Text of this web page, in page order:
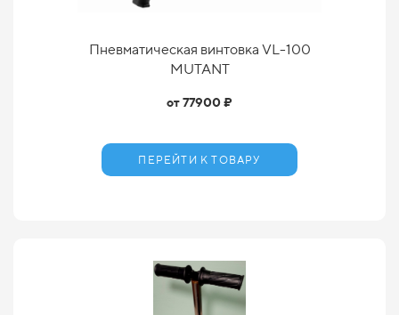
Пневматическая винтовка VL-100
MUTANT
от 77900 ₽
ПЕРЕЙТИ К ТОВАРУ